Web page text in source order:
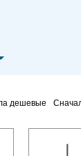
дешевые